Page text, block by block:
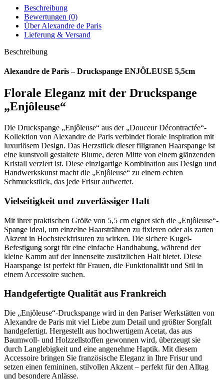
Beschreibung
Bewertungen (0)
Über Alexandre de Paris
Lieferung & Versand
Beschreibung
Alexandre de Paris – Druckspange ENJÔLEUSE 5,5cm
Florale Eleganz mit der Druckspange
„Enjôleuse“
Die Druckspange „Enjôleuse“ aus der „Douceur Décontractée“-
Kollektion von Alexandre de Paris verbindet florale Inspiration mit
luxuriösem Design. Das Herzstück dieser filigranen Haarspange ist
eine kunstvoll gestaltete Blume, deren Mitte von einem glänzenden
Kristall verziert ist. Diese einzigartige Kombination aus Design und
Handwerkskunst macht die „Enjôleuse“ zu einem echten
Schmuckstück, das jede Frisur aufwertet.
Vielseitigkeit und zuverlässiger Halt
Mit ihrer praktischen Größe von 5,5 cm eignet sich die „Enjôleuse“-
Spange ideal, um einzelne Haarsträhnen zu fixieren oder als zarten
Akzent in Hochsteckfrisuren zu wirken. Die sichere Kugel-
Befestigung sorgt für eine einfache Handhabung, während der
kleine Kamm auf der Innenseite zusätzlichen Halt bietet. Diese
Haarspange ist perfekt für Frauen, die Funktionalität und Stil in
einem Accessoire suchen.
Handgefertigte Qualität aus Frankreich
Die „Enjôleuse“-Druckspange wird in den Pariser Werkstätten von
Alexandre de Paris mit viel Liebe zum Detail und größter Sorgfalt
handgefertigt. Hergestellt aus hochwertigem Acetat, das aus
Baumwoll- und Holzzellstoffen gewonnen wird, überzeugt sie
durch Langlebigkeit und eine angenehme Haptik. Mit diesem
Accessoire bringen Sie französische Eleganz in Ihre Frisur und
setzen einen femininen, stilvollen Akzent – perfekt für den Alltag
und besondere Anlässe.